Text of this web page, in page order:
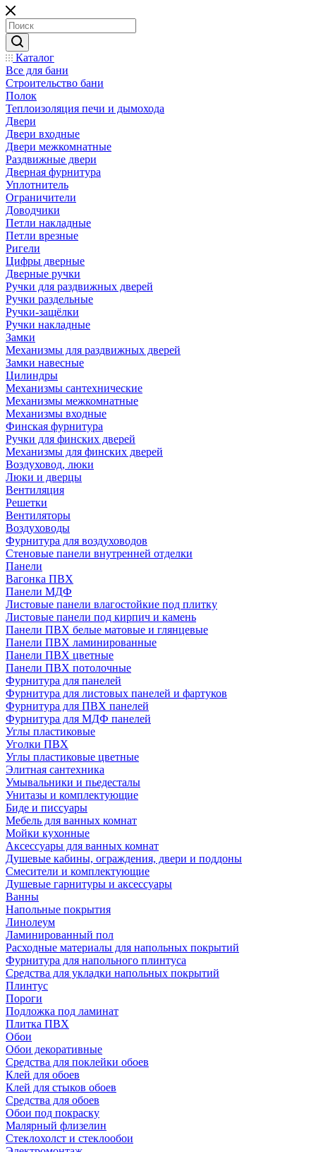
Каталог
Все для бани
Строительство бани
Полок
Теплоизоляция печи и дымохода
Двери
Двери входные
Двери межкомнатные
Раздвижные двери
Дверная фурнитура
Уплотнитель
Ограничители
Доводчики
Петли накладные
Петли врезные
Ригели
Цифры дверные
Дверные ручки
Ручки для раздвижных дверей
Ручки раздельные
Ручки-защёлки
Ручки накладные
Замки
Механизмы для раздвижных дверей
Замки навесные
Цилиндры
Механизмы сантехнические
Механизмы межкомнатные
Механизмы входные
Финская фурнитура
Ручки для финских дверей
Механизмы для финских дверей
Воздуховод, люки
Люки и дверцы
Вентиляция
Решетки
Вентиляторы
Воздуховоды
Фурнитура для воздуховодов
Стеновые панели внутренней отделки
Панели
Вагонка ПВХ
Панели МДФ
Листовые панели влагостойкие под плитку
Листовые панели под кирпич и камень
Панели ПВХ белые матовые и глянцевые
Панели ПВХ ламинированные
Панели ПВХ цветные
Панели ПВХ потолочные
Фурнитура для панелей
Фурнитура для листовых панелей и фартуков
Фурнитура для ПВХ панелей
Фурнитура для МДФ панелей
Углы пластиковые
Уголки ПВХ
Углы пластиковые цветные
Элитная сантехника
Умывальники и пьедесталы
Унитазы и комплектующие
Биде и писсуары
Мебель для ванных комнат
Мойки кухонные
Аксессуары для ванных комнат
Душевые кабины, ограждения, двери и поддоны
Смесители и комплектующие
Душевые гарнитуры и аксессуары
Ванны
Напольные покрытия
Линолеум
Ламинированный пол
Расходные материалы для напольных покрытий
Фурнитура для напольного плинтуса
Средства для укладки напольных покрытий
Плинтус
Пороги
Подложка под ламинат
Плитка ПВХ
Обои
Обои декоративные
Средства для поклейки обоев
Клей для обоев
Клей для стыков обоев
Средства для обоев
Обои под покраску
Малярный флизелин
Стеклохолст и стеклообои